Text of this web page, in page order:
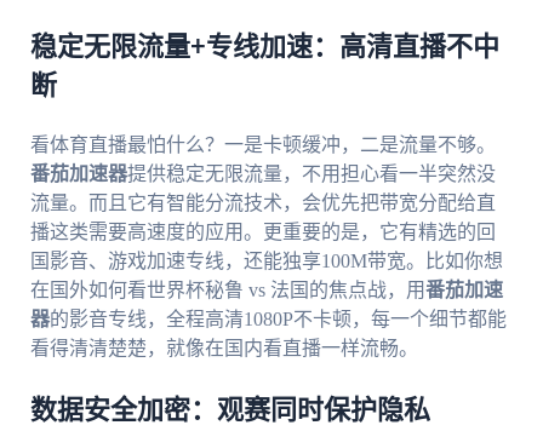
稳定无限流量+专线加速：高清直播不中
断
看体育直播最怕什么？一是卡顿缓冲，二是流量不够。
番茄加速器提供稳定无限流量，不用担心看一半突然没
流量。而且它有智能分流技术，会优先把带宽分配给直
播这类需要高速度的应用。更重要的是，它有精选的回
国影音、游戏加速专线，还能独享100M带宽。比如你想
在国外如何看世界杯秘鲁 vs 法国的焦点战，用番茄加速
器的影音专线，全程高清1080P不卡顿，每一个细节都能
看得清清楚楚，就像在国内看直播一样流畅。
数据安全加密：观赛同时保护隐私